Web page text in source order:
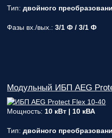
Тип:двойного
Фазы вх./вых.:3/1 Ф / 3/1 Ф
Модульный ИБП AEG
Мощность: 10 кВт | 10 кВА
Тип:двойного